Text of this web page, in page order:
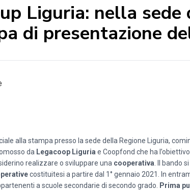
Liguria: nella sede
di presentazione
alla stampa presso la sede della Regione Liguria,
da Legacoop Liguria e Coopfond che ha
realizzare o sviluppare una cooperativa . Il bando
costituitesi a partire dal 1° gennaio 2021. In
a scuole secondarie di secondo grado.
Prima